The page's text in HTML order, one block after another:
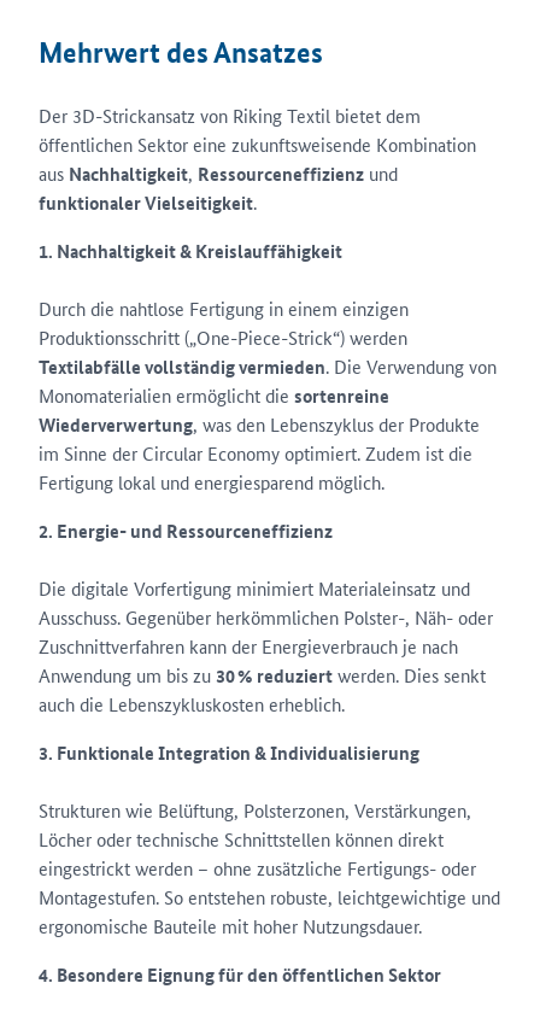
Mehrwert des Ansatzes
Der 3D-Strickansatz von Riking Textil bietet dem
öffentlichen Sektor eine zukunftsweisende Kombination
aus Nachhaltigkeit, Ressourceneffizienz und
funktionaler Vielseitigkeit.
1. Nachhaltigkeit & Kreislauffähigkeit
Durch die nahtlose Fertigung in einem einzigen
Produktionsschritt („One-Piece-Strick“) werden
Textilabfälle vollständig vermieden. Die Verwendung von
Monomaterialien ermöglicht die sortenreine
Wiederverwertung, was den Lebenszyklus der Produkte
im Sinne der Circular Economy optimiert. Zudem ist die
Fertigung lokal und energiesparend möglich.
2. Energie- und Ressourceneffizienz
Die digitale Vorfertigung minimiert Materialeinsatz und
Ausschuss. Gegenüber herkömmlichen Polster-, Näh- oder
Zuschnittverfahren kann der Energieverbrauch je nach
Anwendung um bis zu30 % reduziertwerden. Dies senkt
auch die Lebenszykluskosten erheblich.
3. Funktionale Integration & Individualisierung
Strukturen wie Belüftung, Polsterzonen, Verstärkungen,
Löcher oder technische Schnittstellen können direkt
eingestrickt werden – ohne zusätzliche Fertigungs- oder
Montagestufen. So entstehen robuste, leichtgewichtige und
ergonomische Bauteile mit hoher Nutzungsdauer.
4. Besondere Eignung für den öffentlichen Sektor